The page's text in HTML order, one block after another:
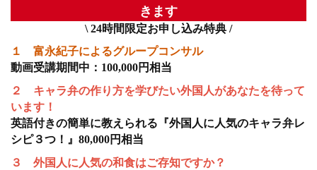
きます
\ 24時間限定お申し込み特典 /
１ 富永紀子によるグループコンサル
動画受講期間中：100,000円相当
２ キャラ弁の作り方を学びたい外国人があなたを待って
います！
英語付きの簡単に教えられる『外国人に人気のキャラ弁レ
シピ３つ！』80,000円相当
３ 外国人に人気の和食はご存知ですか？